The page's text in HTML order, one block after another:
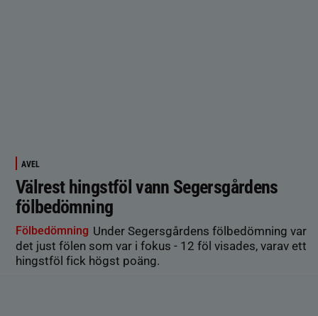
AVEL
Välrest hingstföl vann Segersgårdens
fölbedömning
Fölbedömning Under Segersgårdens fölbedömning var
det just fölen som var i fokus - 12 föl visades, varav ett
hingstföl fick högst poäng.